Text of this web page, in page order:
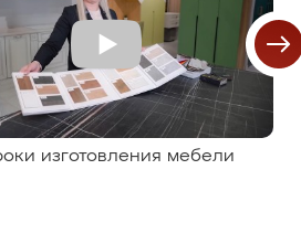
изготовления мебели